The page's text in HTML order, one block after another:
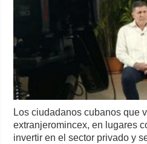
Los ciudadanos cubanos que
extranjeromincex, en lugares
invertir en el sector privado y